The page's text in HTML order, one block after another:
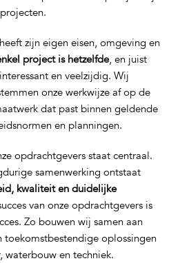
zijn eigen eisen, omgeving en
project is hetzelfde, en juist
en veelzijdig. Wij
onze werkwijze af op de
dat past binnen geldende
en planningen.
opdrachtgevers staat centraal.
samenwerking ontstaat
kwaliteit en duidelijke
van onze opdrachtgevers is
Zo bouwen wij samen aan
toekomstbestendige oplossingen
waterbouw en techniek.